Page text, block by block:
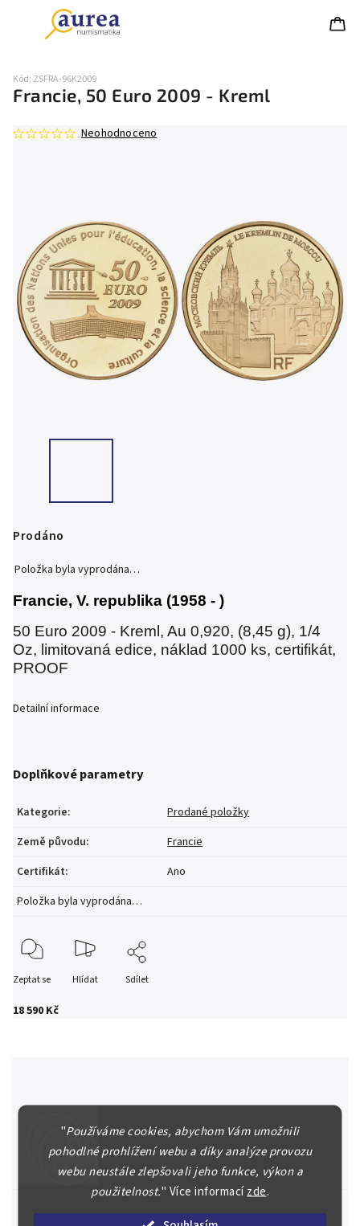
"Používáme cookies, abychom Vám umožnili
pohodlné prohlížení webu a díky analýze provozu
webu neustále zlepšovali jeho funkce, výkon a
použitelnost." Více informacízde.
Francie, 50 Euro 2009 - Kreml
Kód: ZSFRA-96K2009
Neohodnoceno
18 590 Kč
Prodáno
Položka byla vyprodána…
Francie, V. republika (1958 - )
50 Euro 2009 - Kreml, Au 0,920, (8,45 g), 1/4
Oz, limitovaná edice, náklad 1000 ks, certifikát,
PROOF
Detailní informace
Doplňkové parametry
Kategorie:
Prodané položky
Země původu:
Francie
Certifikát:
Ano
Položka byla vyprodána…
Zeptat se Hlídat Sdílet
Náš kolektiv specialistů a znalců se Vám bude plně věnovat.
Posoudíme kvalitu a pravost Vašeho materiálu, prodáme v naší
aukci nebo Vám poradíme kam investovat.